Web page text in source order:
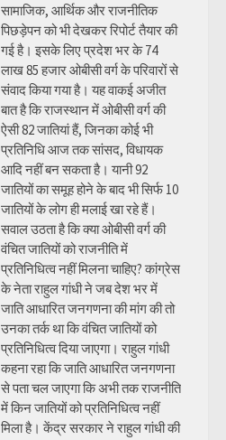
सामाजिक, आर्थिक और राजनीतिक
पिछड़ेपन को भी देखकर रिपोर्ट तैयार की
गई है। इसके लिए प्रदेश भर के 74
लाख 85 हजार ओबीसी वर्ग के परिवारों से
संवाद किया गया है। यह वाकई अजीत
बात है कि राजस्थान में ओबीसी वर्ग की
ऐसी 82 जातियां हैं, जिनका कोई भी
प्रतिनिधि आज तक सांसद, विधायक
आदि नहीं बन सकता है। यानी 92
जातियों का समूह होने के बाद भी सिर्फ 10
जातियों के लोग ही मलाई खा रहे हैं।
सवाल उठता है कि क्या ओबीसी वर्ग की
वंचित जातियों को राजनीति में
प्रतिनिधित्व नहीं मिलना चाहिए? कांग्रेस
के नेता राहुल गांधी ने जब देश भर में
जाति आधारित जनगणना की मांग की तो
उनका तर्क था कि वंचित जातियों को
प्रतिनिधित्व दिया जाएगा। राहुल गांधी
कहना रहा कि जाति आधारित जनगणना
से पता चल जाएगा कि अभी तक राजनीति
में किन जातियों को प्रतिनिधित्व नहीं
मिला है। केंद्र सरकार ने राहुल गांधी की